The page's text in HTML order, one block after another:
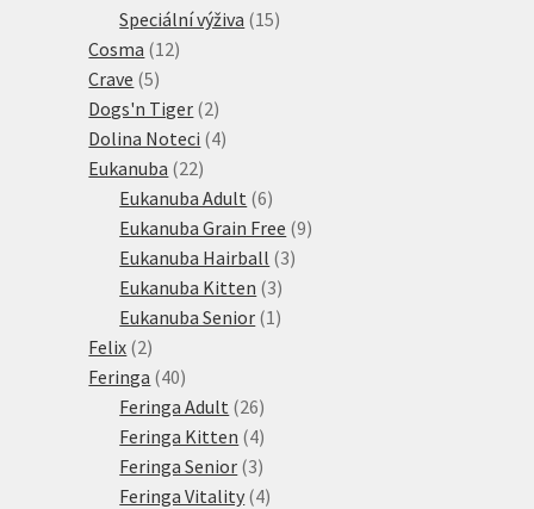
Speciální výživa 1515
Cosma 1212
Crave 55
produktů
Dogs'n Tiger 22
produkty
Dolina Noteci 44
Eukanuba 2222
produktů
Eukanuba Adult 66
produktů
Eukanuba Grain Free 99
Eukanuba Hairball 33
Eukanuba Kitten 33
produkty
Eukanuba Senior 1 1
Felix 22
produkty
Feringa 4040
produktů
Feringa Adult 2626
produktů
Feringa Kitten 44
produkty
Feringa Senior 33
produkty
Feringa Vitality 44